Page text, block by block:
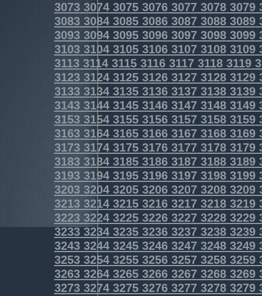
3073307430753076307730783079
3083308430853086308730883089
3093309430953096309730983099
3103310431053106310731083109
3113311431153116311731183119
3123312431253126312731283129
3133313431353136313731383139
3143314431453146314731483149
3153315431553156315731583159
3163316431653166316731683169
3173317431753176317731783179
3183318431853186318731883189
3193319431953196319731983199
3203320432053206320732083209
3213321432153216321732183219
3223322432253226322732283229
3233323432353236323732383239
3243324432453246324732483249
3253325432553256325732583259
3263326432653266326732683269
3273327432753276327732783279